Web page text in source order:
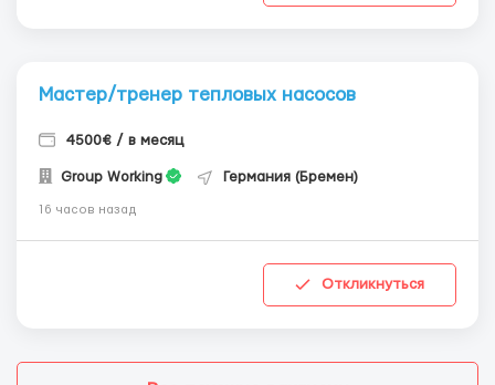
Мастер/тренер тепловых насосов
4500€ / в месяц
Group Working Германия (Бремен)
16 часов назад
Откликнуться